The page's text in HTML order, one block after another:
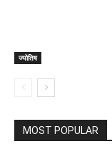
ज्योतिष
MOST POPULAR